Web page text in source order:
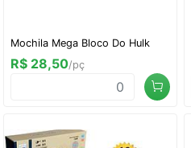
Mochila Mega Bloco Do Hulk
R$ 28,50/pç